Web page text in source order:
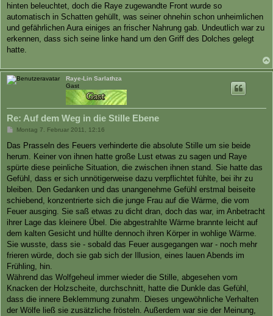
hinten beleuchtet, doch die Raye zugewandte Front wurde so
automatisch in Schatten gehüllt, was seiner ohnehin schon unheimlichen
und gefährlichen Aura einiges an frischer Nahrung gab. Undeutlich war zu
erkennen, dass sich seine linke hand um den Griff des Dolches gelegt
hatte.
Raye-Lin Sarlathza
Gast
Re: Auf dem Weg in die Stille Ebene
B
i
r
a
Montag 7. Februar 2011, 12:16
Das Prasseln des Feuers verhinderte die absolute Stille um sie beide
herum. Keiner von ihnen hatte große Lust etwas zu sagen und Raye
spürte diese peinliche Situation, die zwischen ihnen stand. Sie hatte das
Gefühl, dass er sich unnötigerweise dazu verpflichtet fühlte, bei ihr zu
bleiben. Den Gedanken und das unangenehme Gefühl erstmal beiseite
schiebend, konzentrierte sich die junge Frau auf die Wärme, die vom
Feuer ausging. Sie saß etwas zu dicht dran, doch das war, im Anbetracht
ihrer Lage das kleinere Übel. Die abgestrahlte Wärme brannte leicht auf
dem kalten Gesicht und hüllte dennoch ihren Körper in wohlige Wärme.
Sie wusste, dass sie - sobald das Feuer ausgegangen war - noch mehr
frieren würde, doch sie gab sich der Illusion, eines lauen Abends im
Frühling, hin.
Während das Wolfgeheul immer wieder die Stille, abgesehen vom
Knacken der Holzscheite, durchschnitt, hatte die Dunkle das Gefühl,
dass die innere Beklemmung zunahm. Dieses ungewöhnliche Verhalten
der Wölfe ließ sie zusätzliche frösteln. Außerdem war sie der Meinung,